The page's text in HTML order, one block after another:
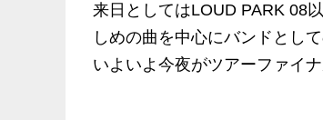
来日としてはLOUD PARK 08
しめの曲を中心にバンドとし
いよいよ今夜がツアーファイ